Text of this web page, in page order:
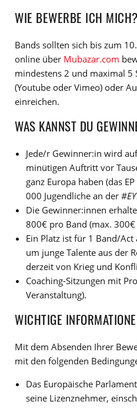
WIE BEWERBE ICH MICH?
Bands sollten sich bis zum
online über Mubazar.com
mindestens 2 und maximal 5
(Youtube oder Vimeo) oder
einreichen.
WAS KANNST DU
Jede/r Gewinner:in wird
minütigen Auftritt vor
ganz Europa haben (das
000 Jugendliche an der
Die Gewinner:innen
800€ pro Band (max.
Ein Platz ist für 1 Band/
um junge Talente aus der
derzeit von Krieg und
Coaching-Sitzungen mit
Veranstaltung).
WICHTIGE
Mit dem Absenden Ihrer
mit den folgenden
Das Europäische
seine Lizenznehmer,